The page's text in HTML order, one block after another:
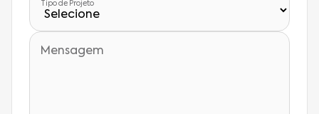
Tipo de Projeto
Mensagem